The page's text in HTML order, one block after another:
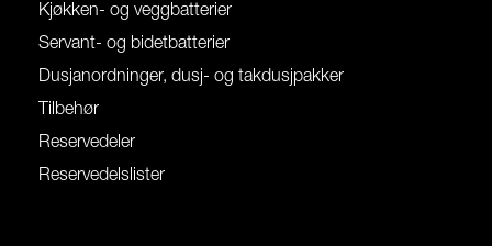
Kjøkken- og veggbatterier
Servant- og bidetbatterier
Dusjanordninger, dusj- og takdusjpakker
Tilbehør
Reservedeler
Reservedelslister